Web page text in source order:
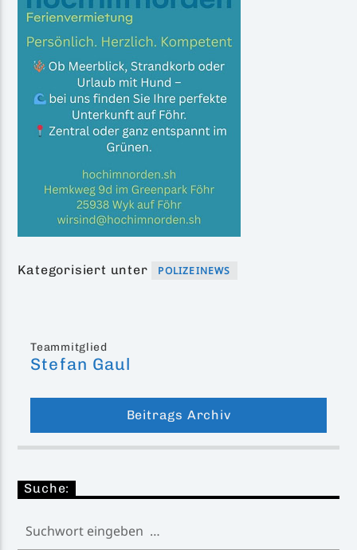
Kategorisiert unter POLIZEINEWS
Teammitglied
Stefan Gaul
Beitrags Archiv
Suche: